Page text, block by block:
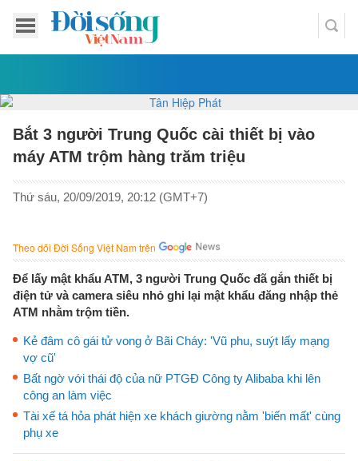
Bắt 3 người Trung Quốc cài thiết bị vào
máy ATM trộm hàng trăm triệu
Thứ sáu, 20/09/2019, 20:12 (GMT+7)
Theo dõi Đời Sống Việt Nam trên
Để lấy mật khẩu ATM, 3 người Trung Quốc đã gắn thiết bị
điện tử và camera siêu nhỏ ghi lại mật khẩu đăng nhập thẻ
ATM nhằm trộm tiền.
Kẻ đâm cô gái tử vong ở Bãi Cháy: 'Vũ phu, suýt lấy mạng
vợ cũ'
Bất ngờ với thái độ của nữ PTGĐ Công ty Alibaba khi lên
công an làm việc
Tài xế tá hỏa phát hiện xe khách giường nằm 'biến mất' cùng
phụ xe